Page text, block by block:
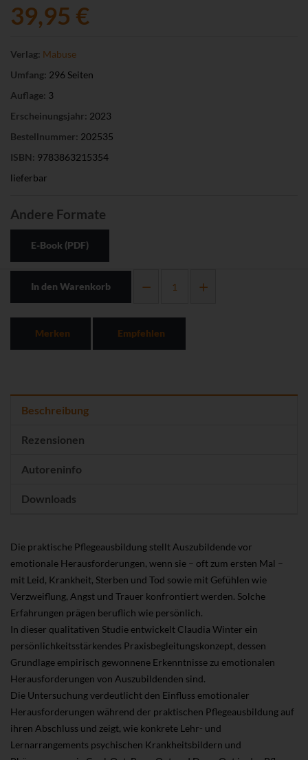
39,95 €
Verlag: Mabuse
Umfang: 296 Seiten
Auflage: 3
Erscheinungsjahr: 2023
Bestellnummer: 202535
ISBN: 9783863215354
lieferbar
Andere Formate
E-Book (PDF)
In den Warenkorb
Merken Empfehlen
Beschreibung
Rezensionen
Autoreninfo
Downloads
Die praktische Pflegeausbildung stellt Auszubildende vor
emotionale Herausforderungen, wenn sie – oft zum ersten Mal –
mit Leid, Krankheit, Sterben und Tod sowie mit Gefühlen wie
Verzweiflung, Angst und Trauer konfrontiert werden. Solche
Erfahrungen prägen beruflich wie persönlich.
In dieser qualitativen Studie entwickelt Claudia Winter ein
persönlichkeitsstärkendes Praxisbegleitungskonzept, dessen
Grundlage empirisch gewonnene Erkenntnisse zu emotionalen
Herausforderungen von Auszubildenden sind.
Die Untersuchung verdeutlicht den Einfluss emotionaler
Herausforderungen während der praktischen Pflegeausbildung auf
ihren Abschluss und zeigt, wie konkrete Lehr- und
Lernarrangements psychischen Krankheitsbildern und